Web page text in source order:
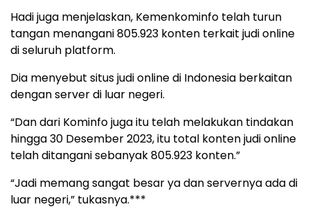
Hadi juga menjelaskan, Kemenkominfo telah turun
tangan menangani 805.923 konten terkait judi online
di seluruh platform.
Dia menyebut situs judi online di Indonesia berkaitan
dengan server di luar negeri.
“Dan dari Kominfo juga itu telah melakukan tindakan
hingga 30 Desember 2023, itu total konten judi online
telah ditangani sebanyak 805.923 konten.”
“Jadi memang sangat besar ya dan servernya ada di
luar negeri,” tukasnya.***